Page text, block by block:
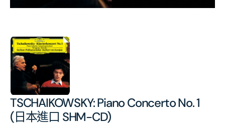
TSCHAIKOWSKY: Piano Concerto No. 1
(日本進口 SHM-CD)
張